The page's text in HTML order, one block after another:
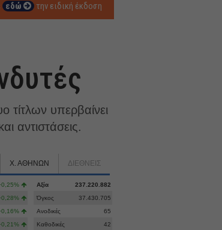
εδώ την ειδική έκδοση
υπερβαίνει
αντιστάσεις.
Χ. ΑΘΗΝΩΝ ΔΙΕΘΝΕΙΣ
Αξία
237.220.882
Όγκος
37.430.705
Ανοδικές
65
Καθοδικές
42